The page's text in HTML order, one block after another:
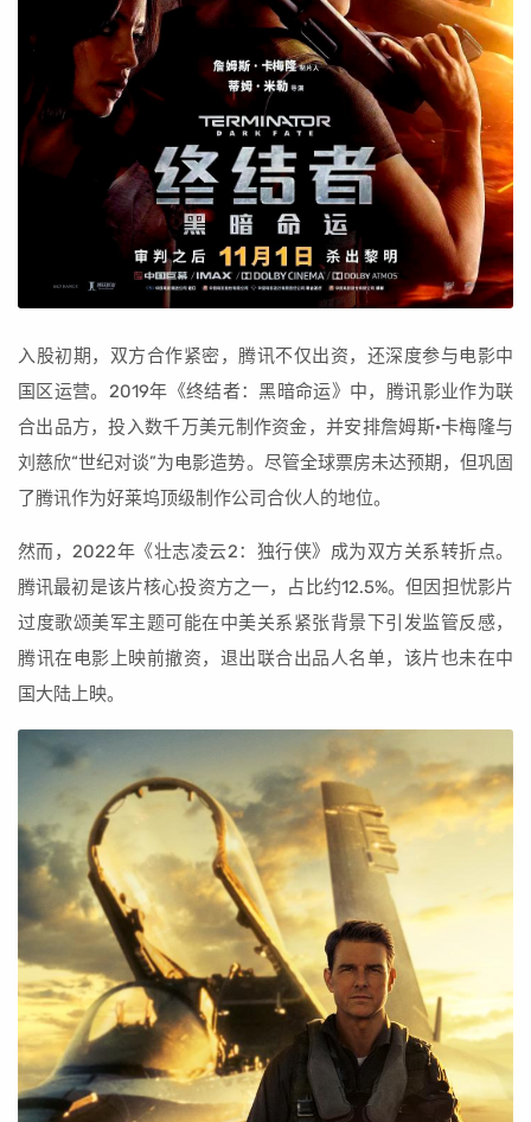
入股初期，双方合作紧密，腾讯不仅出资，还深度参与电影中
国区运营。2019年《终结者：黑暗命运》中，腾讯影业作为联
合出品方，投入数千万美元制作资金，并安排詹姆斯·卡梅隆与
刘慈欣“世纪对谈”为电影造势。尽管全球票房未达预期，但巩固
了腾讯作为好莱坞顶级制作公司合伙人的地位。
然而，2022年《壮志凌云2：独行侠》成为双方关系转折点。
腾讯最初是该片核心投资方之一，占比约12.5%。但因担忧影片
过度歌颂美军主题可能在中美关系紧张背景下引发监管反感，
腾讯在电影上映前撤资，退出联合出品人名单，该片也未在中
国大陆上映。